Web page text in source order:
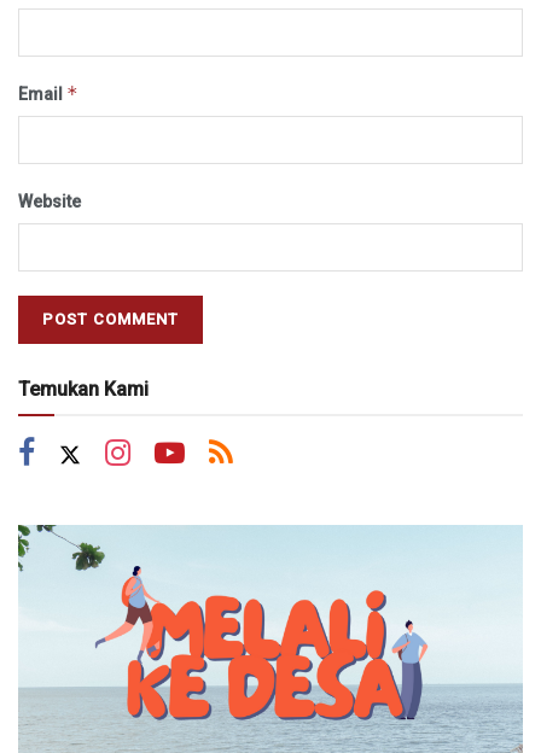
Email *
Website
Temukan Kami